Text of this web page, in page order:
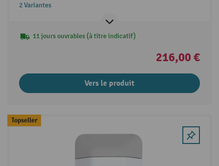
2 Variantes
11 jours ouvrables (à titre indicatif)
216,00 €
Vers le produit
Topseller